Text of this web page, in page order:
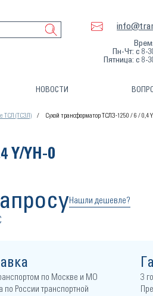
Пн-Чт: с 8-
Пятница: с 8-
НОВОСТИ
ТСЛ (ТСЗЛ) Сухой трансформатор ТСЛЗ-1250 / 6 / 0,4
Y/YН-0
Нашли дешевле?
по Москве и МО
по России транспортной
3